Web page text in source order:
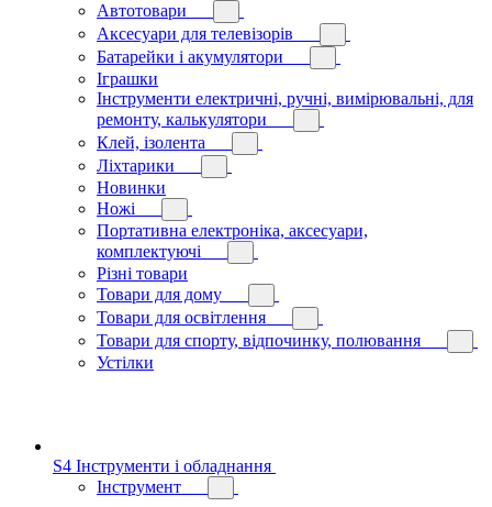
Автотовари
Аксесуари для телевізорів
Батарейки і акумулятори
Іграшки
Інструменти електричні, ручні, вимірювальні, для
ремонту, калькулятори
Клей, ізолента
Ліхтарики
Новинки
Ножі
Портативна електроніка, аксесуари,
комплектуючі
Різні товари
Товари для дому
Товари для освітлення
Товари для спорту, відпочинку, полювання
Устілки
S4 Інструменти і обладнання
Інструмент